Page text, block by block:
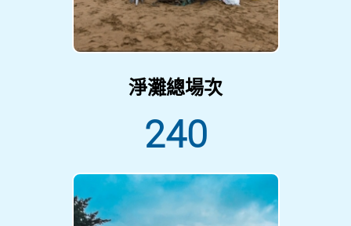
淨灘總場次
240